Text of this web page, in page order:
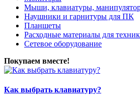
Мыши, клавиатуры,
Наушники и гарнитуры для ПК
Планшеты
Расходные материалы для
Сетевое оборудование
Покупаем вместе!
Как выбрать клавиатуру?